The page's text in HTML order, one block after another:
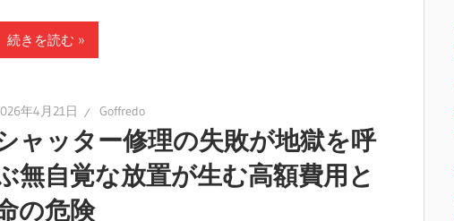
続きを読む
年4月21日 Goffredo
ャッター修理の失敗が地獄を呼
無自覚な放置が生む高額費用と
の危険